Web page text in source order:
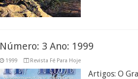
Número: 3 Ano: 1999
1999 Revista Fé Para Hoje
Artigos: O